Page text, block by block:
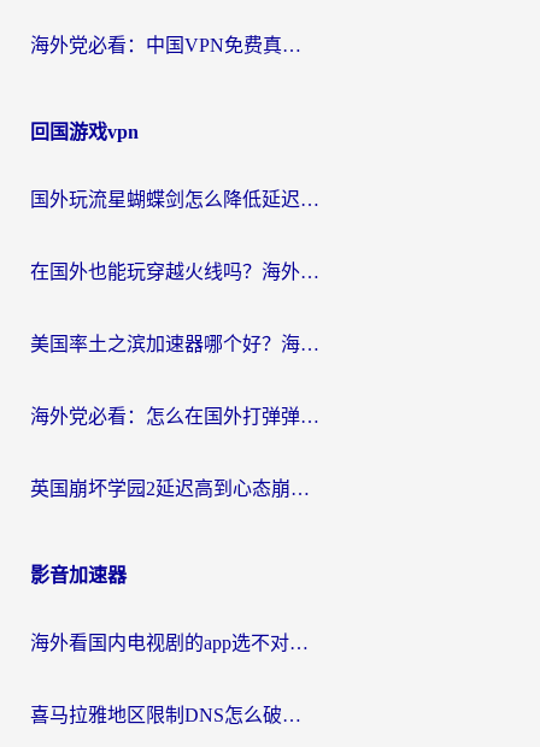
海外党必看：中国VPN免费真的靠谱吗？手把手教你选对回国加速器
回国游戏vpn
国外玩流星蝴蝶剑怎么降低延迟？海外党必看的加速秘籍（含欧洲鸣潮&彩虹岛优化攻略）
在国外也能玩穿越火线吗？海外玩家国服游戏畅玩终极指南
美国率土之滨加速器哪个好？海外党国服游戏畅玩终极指南（附多游戏解决方案）
海外党必看：怎么在国外打弹弹堂不卡？番茄加速器亲测指南
英国崩坏学园2延迟高到心态崩？海外党国服游戏加速终极指南
影音加速器
海外看国内电视剧的app选不对？这份回国加速器避坑指南帮你流畅追剧
喜马拉雅地区限制DNS怎么破？海外党听国内音乐听书的终极解决方案